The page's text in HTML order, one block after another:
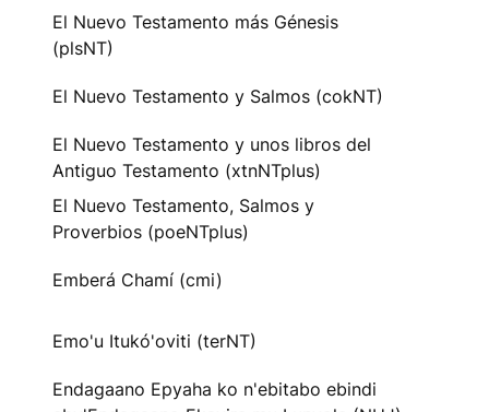
El Nuevo Testamento más Génesis
(plsNT)
El Nuevo Testamento y Salmos (cokNT)
El Nuevo Testamento y unos libros del
Antiguo Testamento (xtnNTplus)
El Nuevo Testamento, Salmos y
Proverbios (poeNTplus)
Emberá Chamí (cmi)
Emo'u Itukó'oviti (terNT)
Endagaano Epyaha ko n'ebitabo ebindi